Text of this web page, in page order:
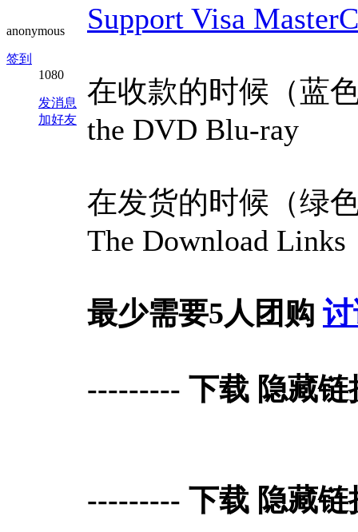
anonymous
签到
1080
发消息
加好友
Support Visa
在收款的时候（蓝
the DVD Blu-ray
在发货的时候（绿
The Download Links
最少需要5人团购
--------- 下载 隐藏
--------- 下载 隐藏